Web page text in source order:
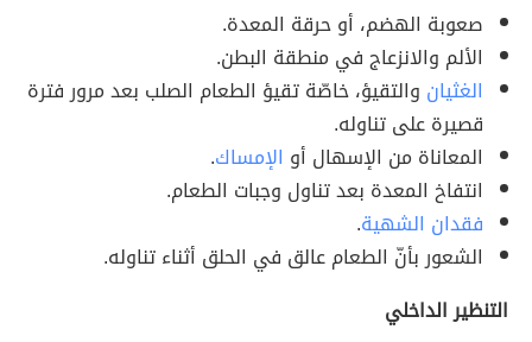
صعوبة الهضم، أو حرقة المعدة.
الألم والانزعاج في منطقة البطن.
الغثيان والتقيؤ، خاصّة تقيؤ الطعام الصلب بعد مرور فترة
قصيرة على تناوله.
المعاناة من الإسهال أو الإمساك.
انتفاخ المعدة بعد تناول وجبات الطعام.
فقدان الشهية.
الشعور بأنّ الطعام عالق في الحلق أثناء تناوله.
التنظير الداخلي